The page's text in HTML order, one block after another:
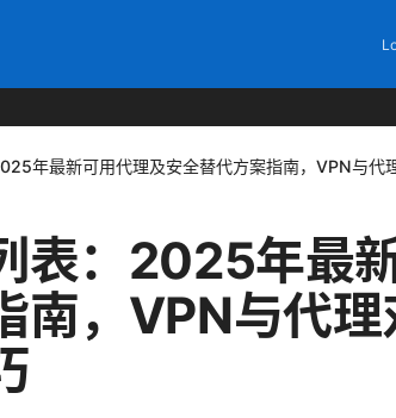
年最新可用代理及安全替代方案指南，VPN与代
表：2025年最
南，VPN与代